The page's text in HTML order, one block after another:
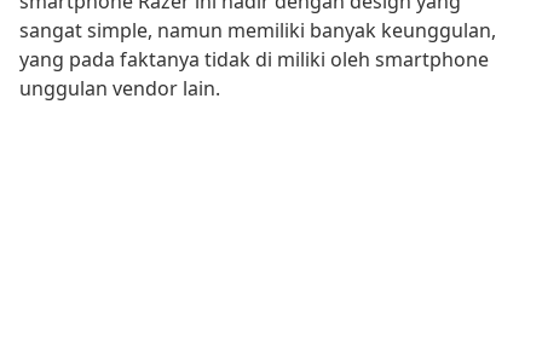
sangat simple, namun memiliki banyak keunggulan,
yang pada faktanya tidak di miliki oleh smartphone
unggulan vendor lain.